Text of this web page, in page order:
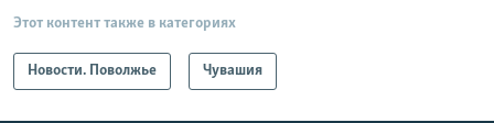
Этот контент также в категориях
Новости. Поволжье Чувашия